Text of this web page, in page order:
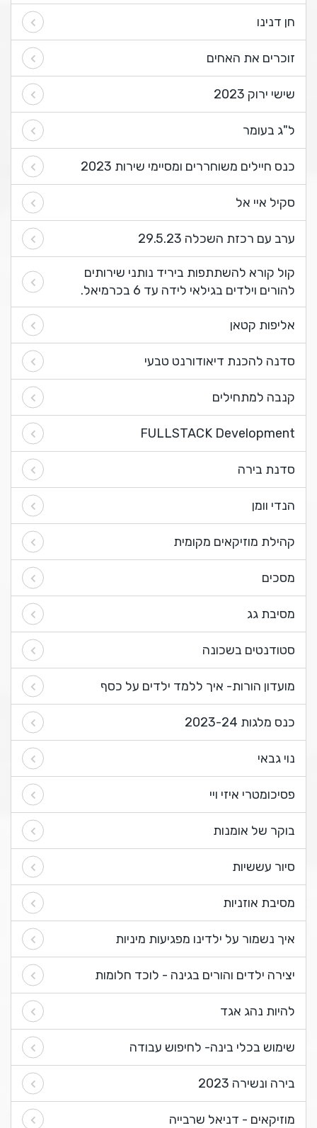
חן דנינו
זוכרים את האחים
שישי ירוק 2023
ל"ג בעומר
כנס חיילים משוחררים ומסיימי שירות 2023
סקיל איי אל
ערב עם רכזת השכלה 29.5.23
קול קורא להשתתפות ביריד נותני שירותים
להורים וילדים בגילאי לידה עד 6 בכרמיאל.
אליפות קטאן
סדנה להכנת דיאודורנט טבעי
קנבה למתחילים
FULLSTACK Development
סדנת בירה
הנדי וומן
קהילת מוזיקאים מקומית
מסכים
מסיבת גג
סטודנטים בשכונה
מועדון הורות- איך ללמד ילדים על כסף
כנס מלגות 2023-24
נוי גבאי
פסיכומטרי איזי ויי
בוקר של אומנות
סיור עששיות
מסיבת אוזניות
איך נשמור על ילדינו מפגיעות מיניות
יצירה ילדים והורים בגינה - לוכד חלומות
להיות נהג אגד
שימוש בכלי בינה- לחיפוש עבודה
בירה ונשירה 2023
מוזיקאים - דניאל שרבייה